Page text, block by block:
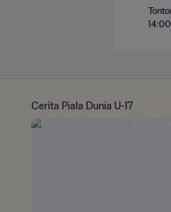
Cerita Piala Dunia U-17